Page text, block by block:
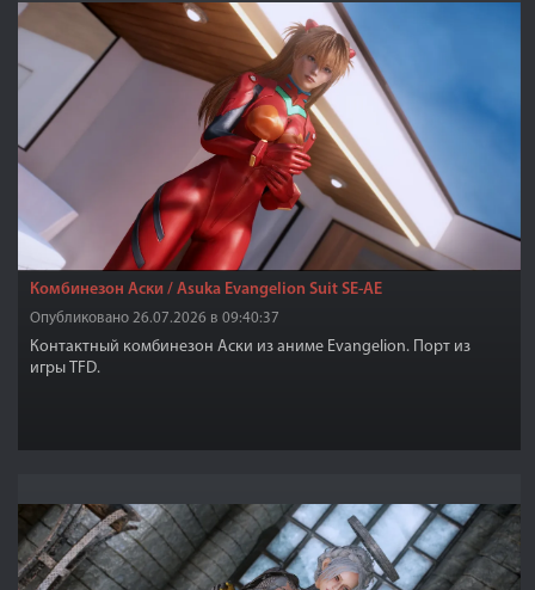
Комбинезон Аски / Asuka Evangelion Suit SE-AE
Опубликовано 26.07.2026 в 09:40:37
Контактный комбинезон Аски из аниме Evangelion. Порт из
игры TFD.